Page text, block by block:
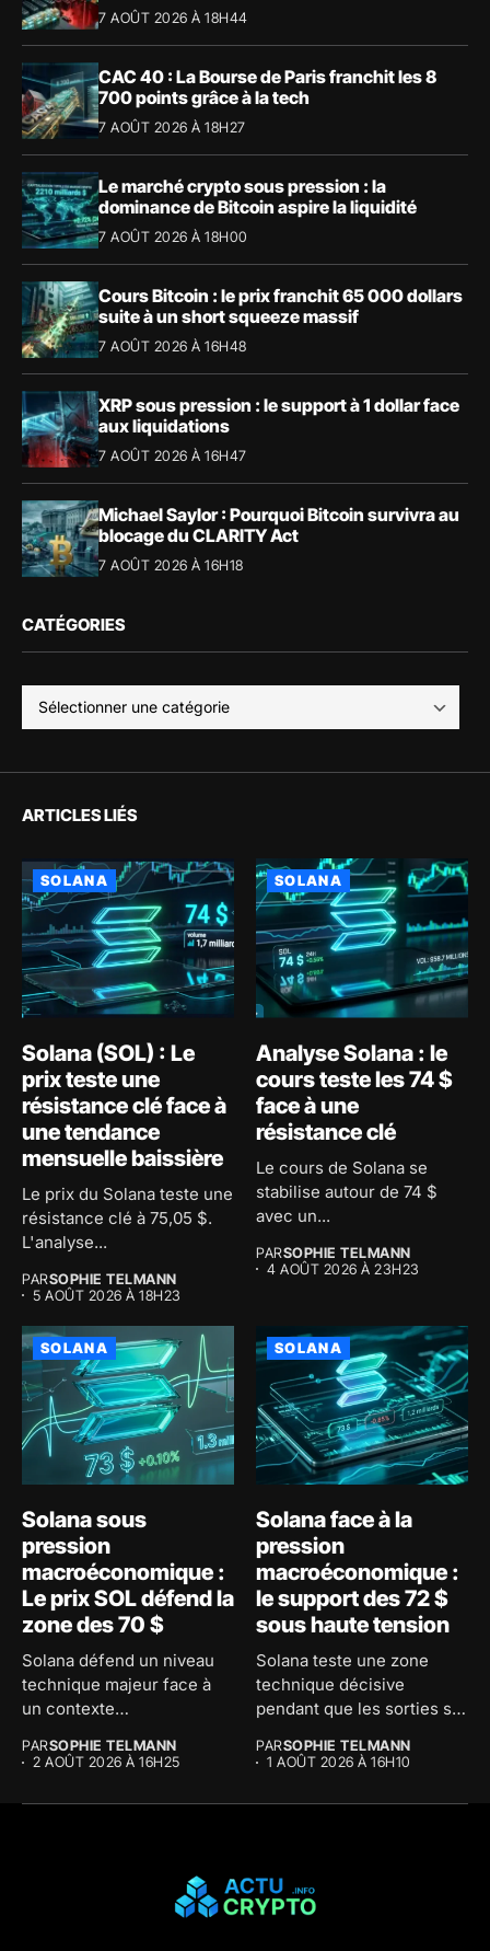
7 AOÛT 2026 À 18H44
CAC 40 : La Bourse de Paris franchit les 8
700 points grâce à la tech
7 AOÛT 2026 À 18H27
Le marché crypto sous pression : la
dominance de Bitcoin aspire la liquidité
7 AOÛT 2026 À 18H00
Cours Bitcoin : le prix franchit 65 000 dollars
suite à un short squeeze massif
7 AOÛT 2026 À 16H48
XRP sous pression : le support à 1 dollar face
aux liquidations
7 AOÛT 2026 À 16H47
Michael Saylor : Pourquoi Bitcoin survivra au
blocage du CLARITY Act
7 AOÛT 2026 À 16H18
CATÉGORIES
ARTICLES LIÉS
SOLANA
Solana (SOL) : Le
prix teste une
résistance clé face à
une tendance
mensuelle baissière
Le prix du Solana teste une
résistance clé à 75,05 $.
L'analyse...
PARSOPHIE TELMANN
5 AOÛT 2026 À 18H23
SOLANA
Analyse Solana : le
cours teste les 74 $
face à une
résistance clé
Le cours de Solana se
stabilise autour de 74 $
avec un...
PARSOPHIE TELMANN
4 AOÛT 2026 À 23H23
SOLANA
Solana sous
pression
macroéconomique :
Le prix SOL défend la
zone des 70 $
Solana défend un niveau
technique majeur face à
un contexte
tendu....
PARSOPHIE TELMANN
2 AOÛT 2026 À 16H25
SOLANA
Solana face à la
pression
macroéconomique :
le support des 72 $
sous haute tension
Solana teste une zone
technique décisive
pendant que les sorties sur
PARSOPHIE TELMANN
1 AOÛT 2026 À 16H10